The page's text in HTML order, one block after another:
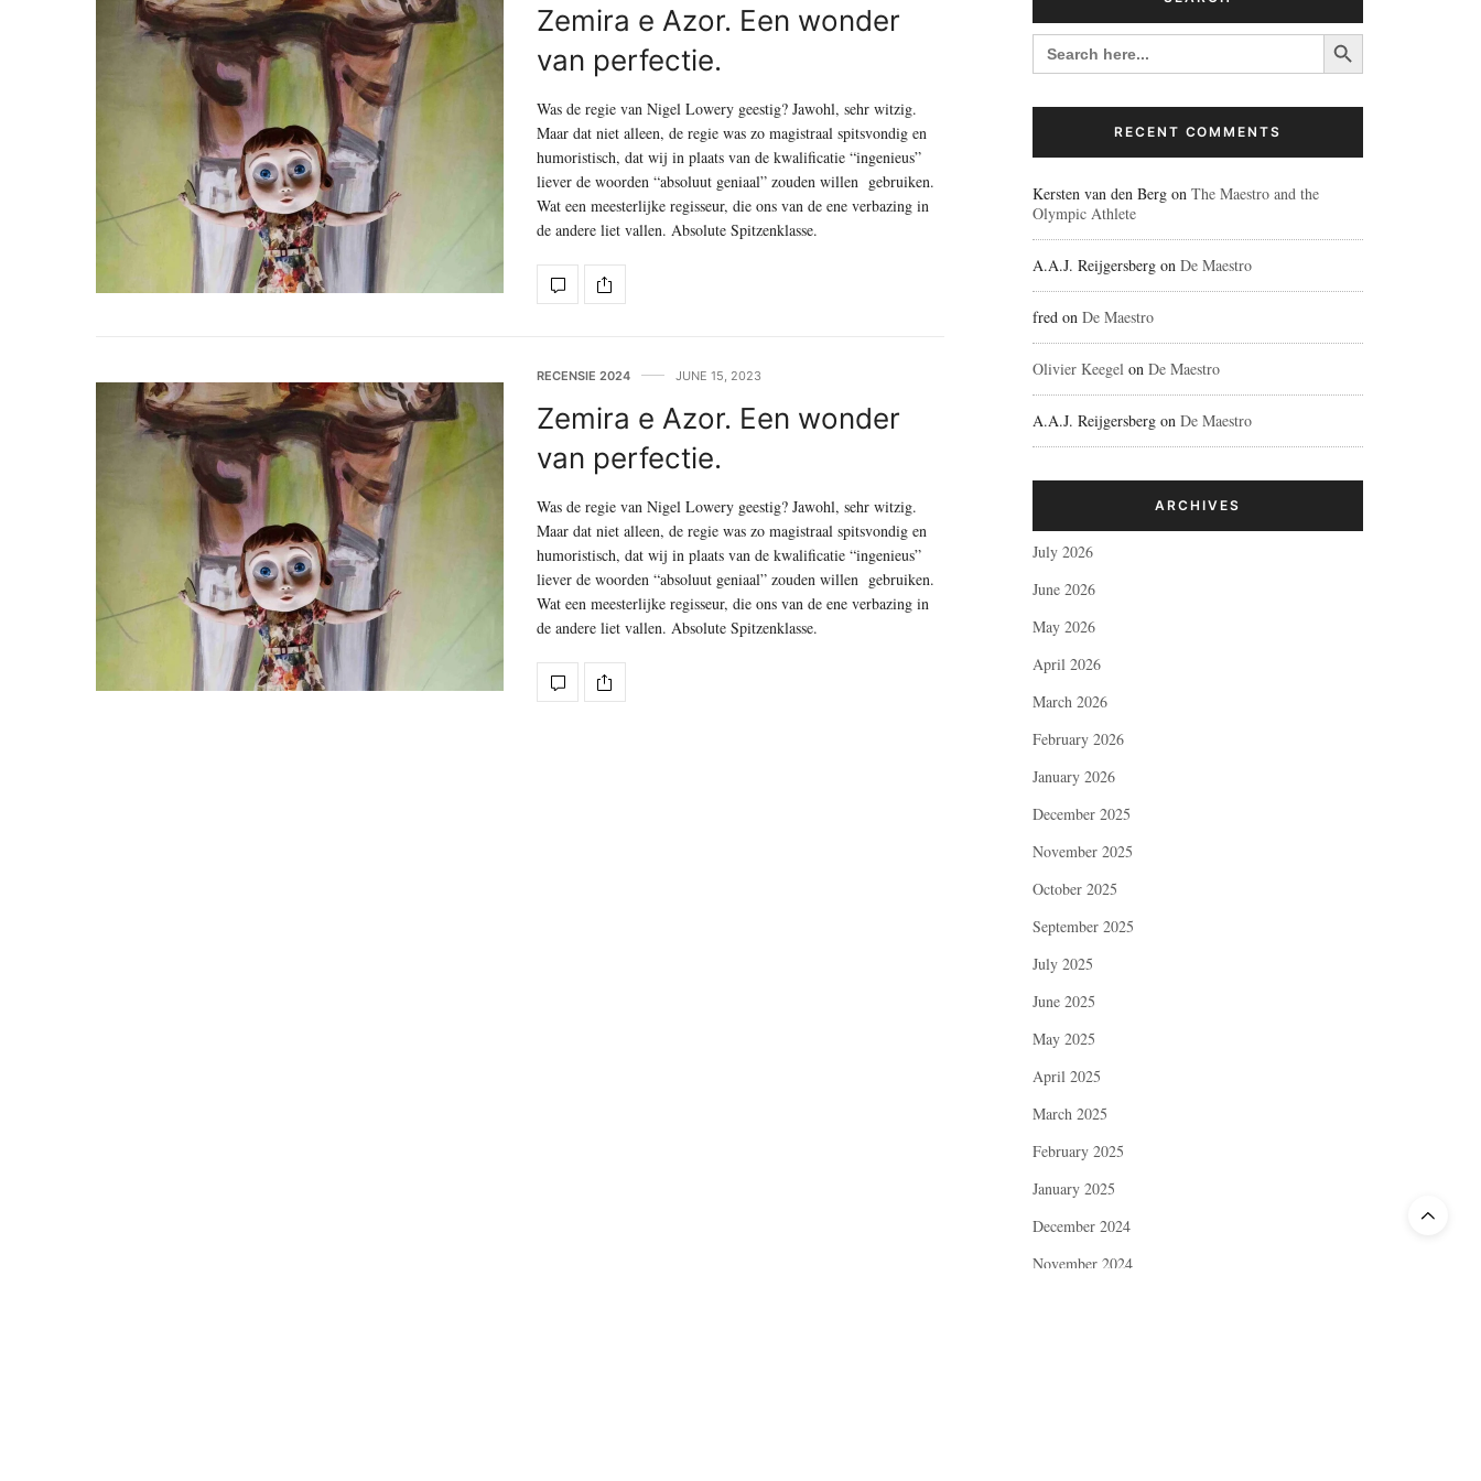
Zemira e Azor. Een wonder
van perfectie.
Was de regie van Nigel Lowery geestig? Jawohl, sehr witzig.
Maar dat niet alleen, de regie was zo magistraal spitsvondig en
humoristisch, dat wij in plaats van de kwalificatie “ingenieus”
liever de woorden “absoluut geniaal” zouden willen gebruiken.
Wat een meesterlijke regisseur, die ons van de ene verbazing in
de andere liet vallen. Absolute Spitzenklasse.
RECENSIE 2024 JUNE 15, 2023
Zemira e Azor. Een wonder
van perfectie.
Was de regie van Nigel Lowery geestig? Jawohl, sehr witzig.
Maar dat niet alleen, de regie was zo magistraal spitsvondig en
humoristisch, dat wij in plaats van de kwalificatie “ingenieus”
liever de woorden “absoluut geniaal” zouden willen gebruiken.
Wat een meesterlijke regisseur, die ons van de ene verbazing in
de andere liet vallen. Absolute Spitzenklasse.
SEARCH
FOR:
Search Button
RECENT COMMENTS
Kersten van den Berg on The Maestro and the
Olympic Athlete
A.A.J. Reijgersberg on De Maestro
fred on De Maestro
Olivier Keegel on De Maestro
A.A.J. Reijgersberg on De Maestro
ARCHIVES
July 2026
June 2026
May 2026
April 2026
March 2026
February 2026
January 2026
December 2025
November 2025
October 2025
September 2025
July 2025
June 2025
May 2025
April 2025
March 2025
February 2025
January 2025
December 2024
November 2024